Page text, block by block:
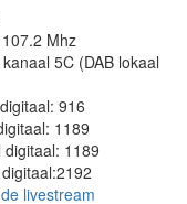
Mhz
kanaal 5C (DAB lokaal
916
1189
digitaal: 1189
livestream